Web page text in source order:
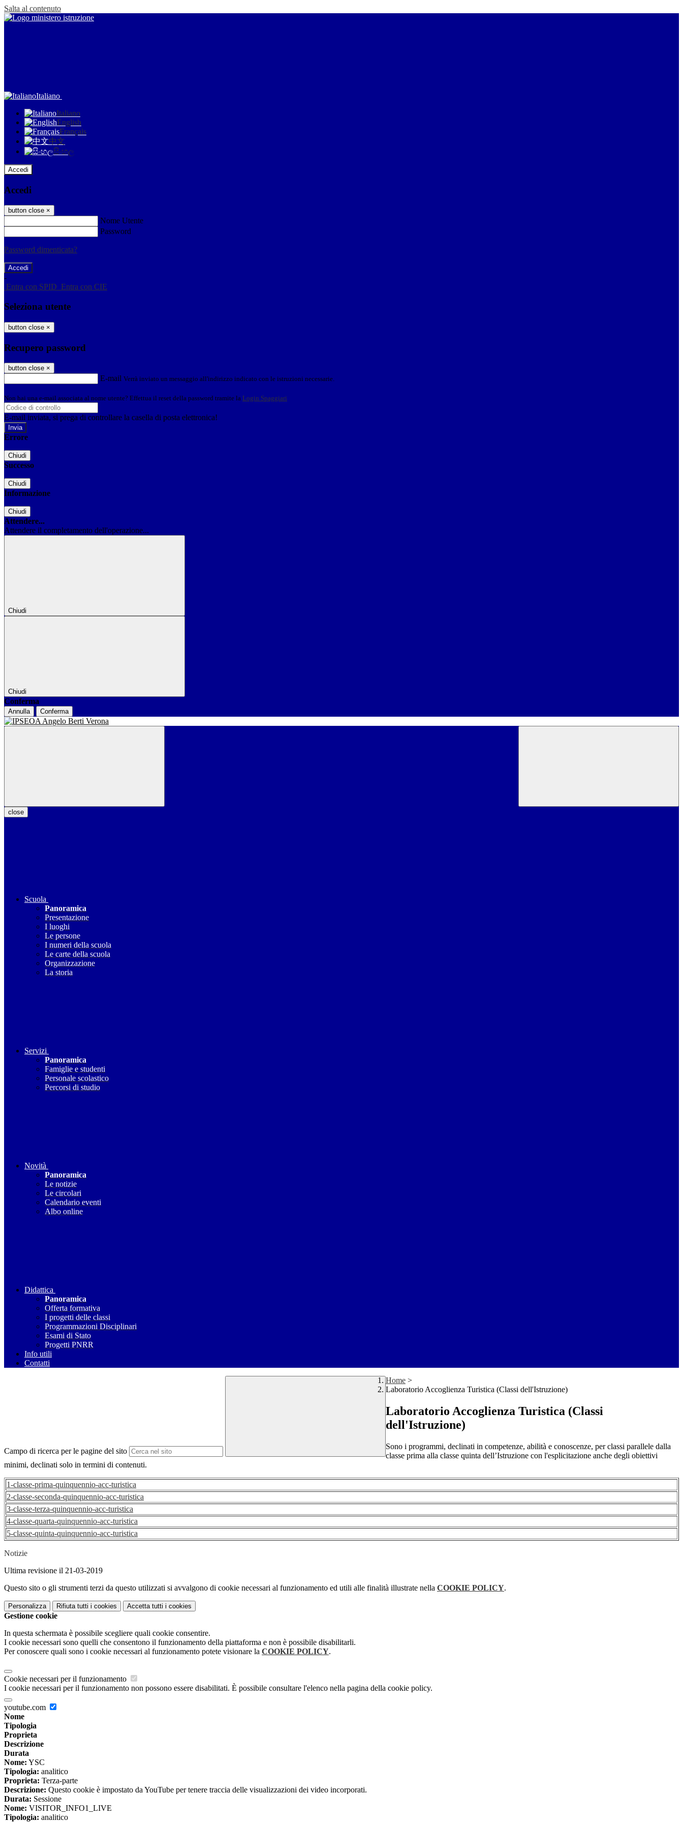
Salta al contenuto
Italiano
Italiano
English
Français
中文
සිංහල
Accedi
Accedi
button close ×
Nome Utente
Password
Password dimenticata?
-
Entra con SPID Entra con CIE
Seleziona utente
button close ×
Recupero password
button close ×
E-mail Verrà inviato un messaggio all'indirizzo indicato con le istruzioni necessarie.
Non hai una e-mail associata al nome utente? Effettua il reset della password tramite la Login Spaggiari
E-mail inviata, si prega di controllare la casella di posta elettronica!
Errore
Chiudi
Successo
Chiudi
Informazione
Chiudi
Attendere...
Attendere il completamento dell'operazione...
Chiudi
Chiudi
Conferma
Annulla Conferma
close
Scuola
Panoramica
Presentazione
I luoghi
Le persone
I numeri della scuola
Le carte della scuola
Organizzazione
La storia
Servizi
Panoramica
Famiglie e studenti
Personale scolastico
Percorsi di studio
Novità
Panoramica
Le notizie
Le circolari
Calendario eventi
Albo online
Didattica
Panoramica
Offerta formativa
I progetti delle classi
Programmazioni Disciplinari
Esami di Stato
Progetti PNRR
Info utili
Contatti
Campo di ricerca per le pagine del sito
Home >
Laboratorio Accoglienza Turistica (Classi dell'Istruzione)
Laboratorio Accoglienza Turistica (Classi
dell'Istruzione)
Sono i programmi, declinati in competenze, abilità e conoscenze, per classi parallele dalla
classe prima alla classe quinta dell’Istruzione con l'esplicitazione anche degli obiettivi
minimi, declinati solo in termini di contenuti.
1-classe-prima-quinquennio-acc-turistica
2-classe-seconda-quinquennio-acc-turistica
3-classe-terza-quinquennio-acc-turistica
4-classe-quarta-quinquennio-acc-turistica
5-classe-quinta-quinquennio-acc-turistica
Notizie
Ultima revisione il 21-03-2019
Questo sito o gli strumenti terzi da questo utilizzati si avvalgono di cookie necessari al funzionamento ed utili alle finalità illustrate nella COOKIE POLICY.
Personalizza Rifiuta tutti i cookies Accetta tutti i cookies
Gestione cookie
In questa schermata è possibile scegliere quali cookie consentire.
I cookie necessari sono quelli che consentono il funzionamento della piattaforma e non è possibile disabilitarli.
Per conoscere quali sono i cookie necessari al funzionamento potete visionare la COOKIE POLICY.
Cookie necessari per il funzionamento
I cookie necessari per il funzionamento non possono essere disabilitati. È possibile consultare l'elenco nella pagina della cookie policy.
youtube.com
Nome
Tipologia
Proprieta
Descrizione
Durata
Nome: YSC
Tipologia: analitico
Proprieta: Terza-parte
Descrizione: Questo cookie è impostato da YouTube per tenere traccia delle visualizzazioni dei video incorporati.
Durata: Sessione
Nome: VISITOR_INFO1_LIVE
Tipologia: analitico